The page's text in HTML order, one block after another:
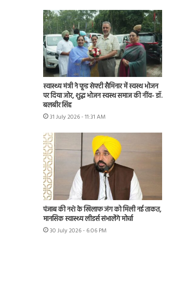
स्वास्थ्य मंत्री ने फूड सेफ्टी सैमिनार में स्वस्थ भोजन
पर दिया जोर, शुद्ध भोजन स्वस्थ समाज की नींव- डॉ.
बलबीर सिंह
31 July 2026 - 11:31 AM
पंजाब की नशे के खिलाफ जंग को मिली नई ताकत,
मानसिक स्वास्थ्य लीडर्स संभालेंगे मोर्चा
30 July 2026 - 6:06 PM